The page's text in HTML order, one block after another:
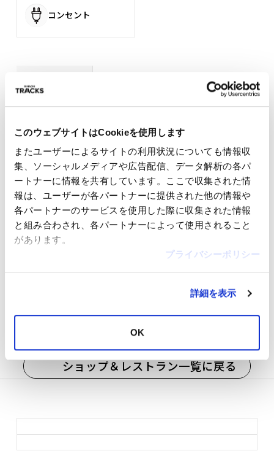
このウェブサイトはCookieを使用します
またユーザーによるサイトの利用状況についても情報収
集、ソーシャルメディアや広告配信、データ解析の各パ
ートナーに情報を共有しています。ここで収集された情
報は、ユーザーが各パートナーに提供された他の情報や
各パートナーのサービスを使用した際に収集された情報
と組み合わされ、各パートナーによって使用されること
があります。
プライバシーポリシー
詳細を表示
OK
コンセント
個室 予約可
時間帯
早朝（11時前から入店可） 昼（11時以
降） 夜（17時以降）
予約 可
平均予算
昼 ￥2,000～￥2,999
夜 ￥2,000～￥2,999
駐車場
決済方法
クレジットカード／交通系電子マネー
TAX FREE 対象外
ショップ＆レストラン一覧に戻る